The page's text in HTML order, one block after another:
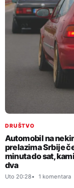
DRUŠTVO
Automobil na
prelazima Srbije
minuta do sat,
dva
Uto 20:28 1 komentara